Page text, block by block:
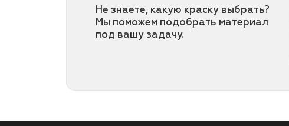
Не знаете, какую краску выбрать?
Мы поможем подобрать материал
под вашу задачу.